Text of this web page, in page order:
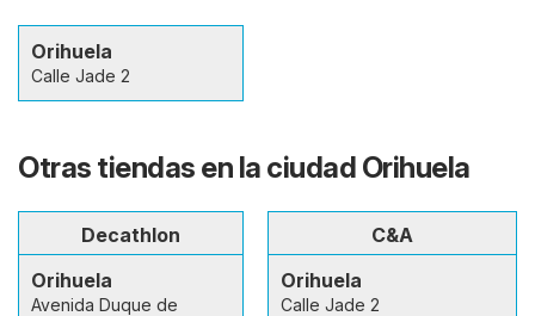
Orihuela
Calle Jade 2
Otras tiendas en la ciudad Orihuela
Decathlon
Orihuela
Avenida Duque de
C&A
Orihuela
Calle Jade 2